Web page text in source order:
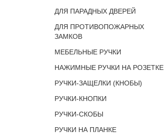
ДЛЯ ПАРАДНЫХ ДВЕРЕЙ
ДЛЯ ПРОТИВОПОЖАРНЫХ
ЗАМКОВ
МЕБЕЛЬНЫЕ РУЧКИ
НАЖИМНЫЕ РУЧКИ НА РОЗЕТКЕ
РУЧКИ-ЗАЩЕЛКИ (КНОБЫ)
РУЧКИ-КНОПКИ
РУЧКИ-СКОБЫ
РУЧКИ НА ПЛАНКЕ